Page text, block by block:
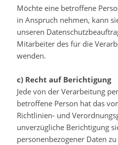
Möchte eine betroffene
in Anspruch nehmen, kann
unseren
Mitarbeiter des für die
wenden.
c) Recht auf Berichtigung
Jede von der Verarbeitung
betroffene Person hat das
Richtlinien- und
unverzügliche Berichtigung
personenbezogener Daten